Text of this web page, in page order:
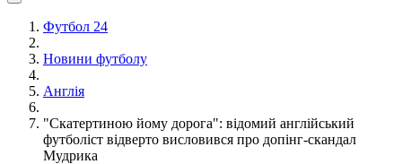
Футбол 24
Новини футболу
Англія
"Скатертиною йому дорога": відомий англійський
футболіст відверто висловився про допінг-скандал
Мудрика